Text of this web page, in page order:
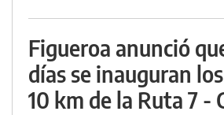
Figueroa anunció
días se inauguran
10 km de la Ruta 7 -